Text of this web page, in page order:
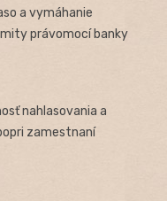
a vymáhanie
právomocí banky
nahlasovania a
zamestnaní